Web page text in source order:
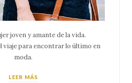
joven y amante de la vida.
viaje para encontrar lo último en
moda.
LEER MÁS